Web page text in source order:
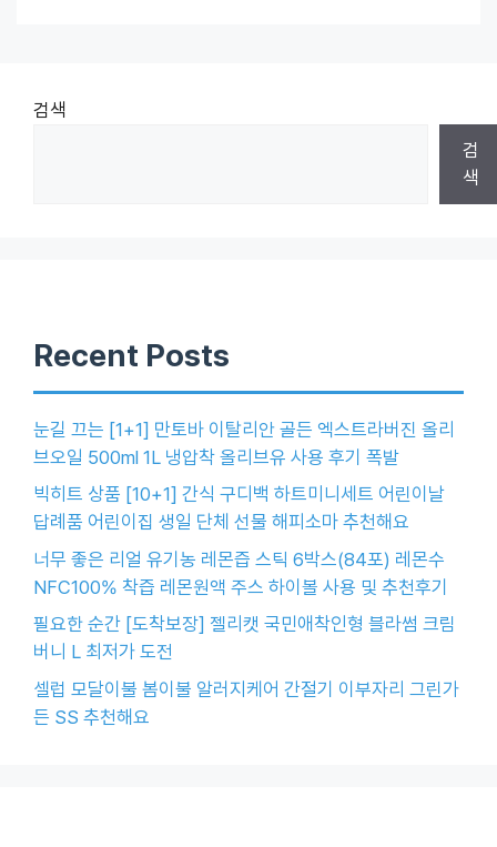
검색
검
색
Recent Posts
눈길 끄는 [1+1] 만토바 이탈리안 골든 엑스트라버진 올리
브오일 500ml 1L 냉압착 올리브유 사용 후기 폭발
빅히트 상품 [10+1] 간식 구디백 하트미니세트 어린이날
답례품 어린이집 생일 단체 선물 해피소마 추천해요
너무 좋은 리얼 유기농 레몬즙 스틱 6박스(84포) 레몬수
NFC100% 착즙 레몬원액 주스 하이볼 사용 및 추천후기
필요한 순간 [도착보장] 젤리캣 국민애착인형 블라썸 크림
버니 L 최저가 도전
셀럽 모달이불 봄이불 알러지케어 간절기 이부자리 그린가
든 SS 추천해요